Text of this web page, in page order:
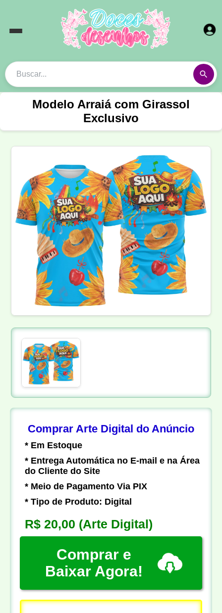
Modelo Arraiá com Girassol
Exclusivo
Comprar Arte Digital do Anúncio
* Em Estoque
* Entrega Automática no E-mail e na Área
do Cliente do Site
* Meio de Pagamento Via PIX
* Tipo de Produto: Digital
R$ 20,00 (Arte Digital)
Comprar e
Baixar Agora!